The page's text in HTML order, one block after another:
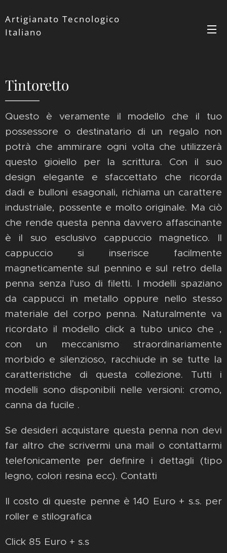
Artigianato Tecnologico
Italiano
Tintoretto
Questo è veramente il modello che il tuo
possessore o destinatario di un regalo non
potrà che ammirare ogni volta che utilizzerà
questo gioiello per la scrittura. Con il suo
design elegante e sfaccettato che ricorda
dadi e bulloni esagonali, richiama un carattere
industriale, possente e molto originale. Ma ciò
che rende questa penna davvero affascinante
è il suo esclusivo cappuccio magnetico. Il
cappuccio si inserisce facilmente
magneticamente sul pennino e sul retro della
penna senza l'uso di filetti. I modelli spaziano
da cappucci in metallo oppure nello stesso
materiale del corpo penna. Naturalmente va
ricordato il modello click a tubo unico che ,
con un meccanismo straordinariamente
morbido e silenzioso, racchiude in se tutte la
caratteristiche di questa collezione. Tutti i
modelli sono disponibili nelle versioni: cromo,
canna da fucile .
Se desideri acquistare questa penna non devi
far altro che scrivermi una mail o contattarmi
telefonicamente per definire i dettagli (tipo
legno, colori resina ecc). Contatti
Il costo di queste penne è 140 Euro + s.s. per
roller e stilografica
Click 85 Euro + s.s